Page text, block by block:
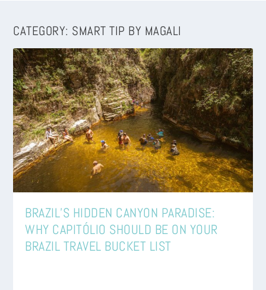
CATEGORY: SMART TIP BY MAGALI
BRAZIL’S HIDDEN CANYON PARADISE:
WHY CAPITÓLIO SHOULD BE ON YOUR
BRAZIL TRAVEL BUCKET LIST